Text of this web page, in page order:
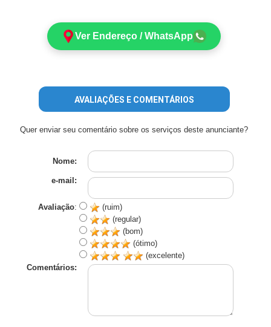
Ver Endereço / WhatsApp
AVALIAÇÕES E COMENTÁRIOS
Quer enviar seu comentário sobre os serviços deste anunciante?
Nome:
e-mail:
Avaliação:
(ruim)
(regular)
(bom)
(ótimo)
(excelente)
Comentários: